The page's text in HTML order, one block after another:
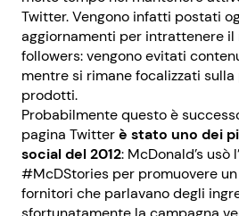
Twitter. Vengono infatti postati
aggiornamenti per intrattenere il
followers: vengono evitati
mentre si rimane focalizzati
prodotti.
Probabilmente questo è
pagina Twitterè stato uno dei
social del 2012: McDonald’s usò
#McDStories per promuovere
fornitori che parlavano degli